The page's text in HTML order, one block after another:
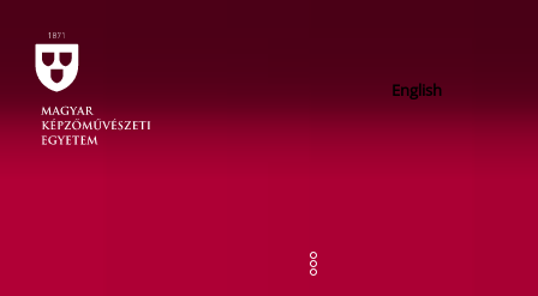
English